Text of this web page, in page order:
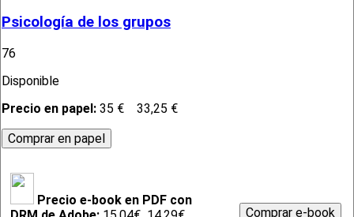
Psicología de los grupos
76
Disponible
Precio en papel: 35 € 33,25 €
Precio e-book en PDF con